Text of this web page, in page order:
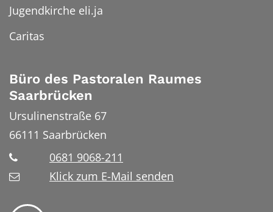
Jugendkirche eli.ja
Caritas
Büro des Pastoralen Raumes
Saarbrücken
Ursulinenstraße 67
66111 Saarbrücken
0681 9068-211
Klick zum E-Mail senden